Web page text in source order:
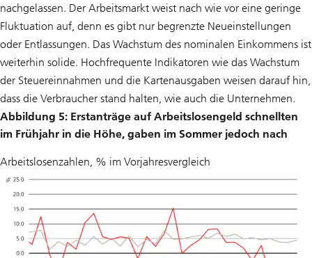
nachgelassen. Der Arbeitsmarkt weist nach wie vor eine geringe
Fluktuation auf, denn es gibt nur begrenzte Neueinstellungen
oder Entlassungen. Das Wachstum des nominalen Einkommens ist
weiterhin solide. Hochfrequente Indikatoren wie das Wachstum
der Steuereinnahmen und die Kartenausgaben weisen darauf hin,
dass die Verbraucher stand halten, wie auch die Unternehmen.
Abbildung 5: Erstanträge auf Arbeitslosengeld schnellten
im Frühjahr in die Höhe, gaben im Sommer jedoch nach
Arbeitslosenzahlen, % im Vorjahresvergleich